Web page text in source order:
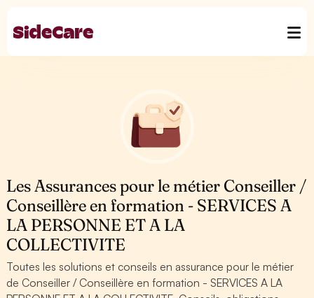
Les Assurances pour le métier Conseiller /
Conseillère en formation - SERVICES A
LA PERSONNE ET A LA
COLLECTIVITE
Toutes les solutions et conseils en assurance pour le métier
de Conseiller / Conseillère en formation - SERVICES A LA